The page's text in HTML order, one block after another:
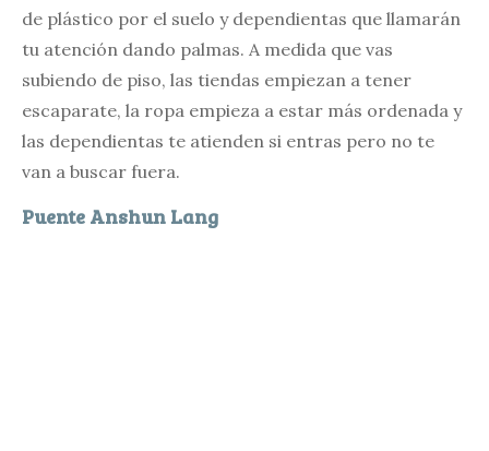
de plástico por el suelo y dependientas que llamarán
tu atención dando palmas. A medida que vas
subiendo de piso, las tiendas empiezan a tener
escaparate, la ropa empieza a estar más ordenada y
las dependientas te atienden si entras pero no te
van a buscar fuera.
Puente Anshun Lang